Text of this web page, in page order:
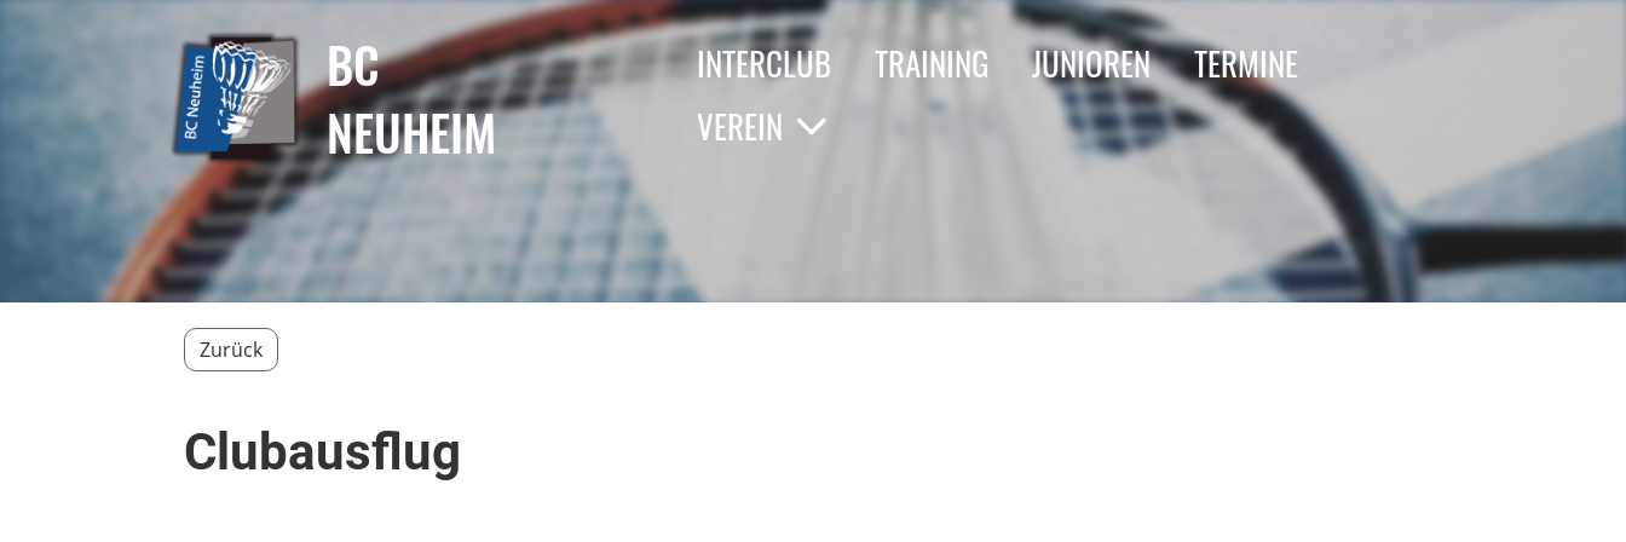
INTERCLUB TRAINING JUNIOREN
TERMINE
VEREIN
BC
NEUHEIM
Zurück
Clubausflug